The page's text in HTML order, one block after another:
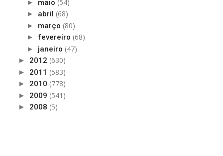
► maio (54)
► abril (68)
► março (80)
► fevereiro (68)
► janeiro (47)
► 2012 (630)
► 2011 (583)
► 2010 (778)
► 2009 (541)
► 2008 (5)